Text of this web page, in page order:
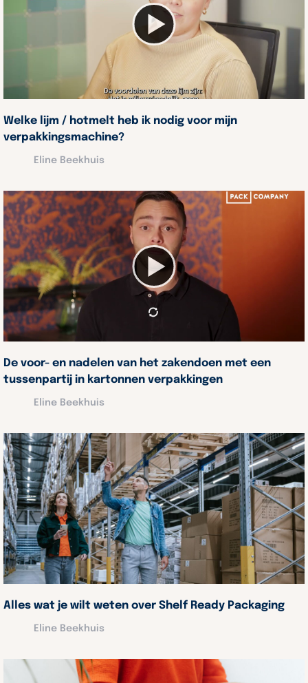
Welke lijm / hotmelt heb ik nodig voor mijn
verpakkingsmachine?
Eline Beekhuis
De voor- en nadelen van het zakendoen met een
tussenpartij in kartonnen verpakkingen
Eline Beekhuis
Alles wat je wilt weten over Shelf Ready Packaging
Eline Beekhuis